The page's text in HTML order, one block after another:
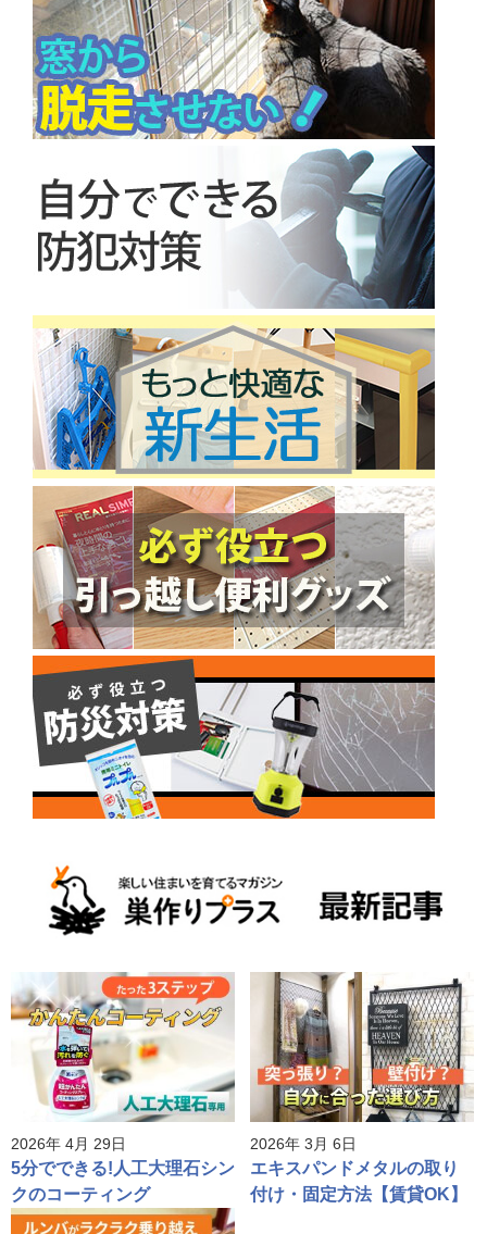
2026年 4月 29日
5分でできる!人工大理石シン
クのコーティング
2026年 3月 6日
エキスパンドメタルの取り
付け・固定方法【賃貸OK】